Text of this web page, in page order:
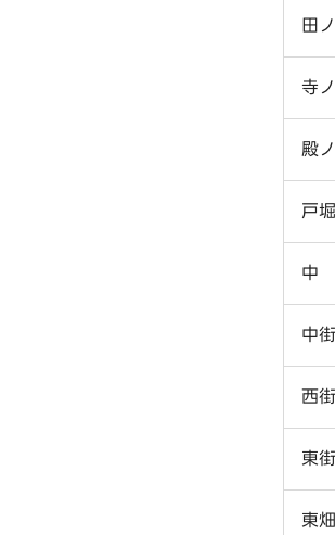
田
寺
殿
戸堀
中
中
西
東
東畑